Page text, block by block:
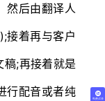
免费试译
然后由翻译人
接着再与客户
稿;再接着就是
行配音或者纯